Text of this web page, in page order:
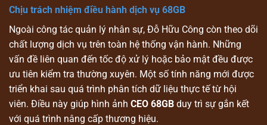
Chịu trách nhiệm điều hành dịch vụ 68GB
Ngoài công tác quản lý nhân sự, Đỗ Hữu Công còn theo dõi
chất lượng dịch vụ trên toàn hệ thống vận hành. Những
vấn đề liên quan đến tốc độ xử lý hoặc bảo mật đều được
ưu tiên kiểm tra thường xuyên. Một số tính năng mới được
triển khai sau quá trình phân tích dữ liệu thực tế từ hội
viên. Điều này giúp hình ảnh CEO 68GB duy trì sự gắn kết
với quá trình nâng cấp thương hiệu.